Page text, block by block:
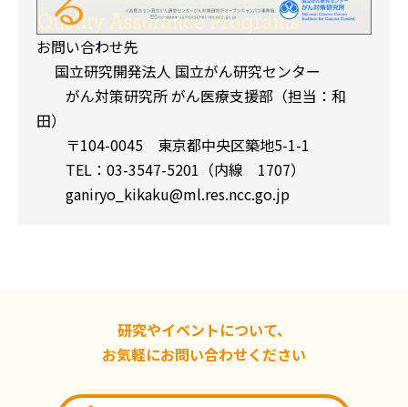
お問い合わせ先
国立研究開発法人 国立がん研究センター
がん対策研究所 がん医療支援部（担当：和
田）
〒104-0045 東京都中央区築地5-1-1
TEL：03-3547-5201（内線 1707）
ganiryo_kikaku@ml.res.ncc.go.jp
研究やイベントについて、
お気軽にお問い合わせください